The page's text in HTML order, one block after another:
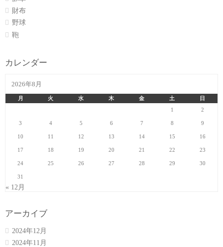
財布
野球
鞄
カレンダー
2026年8月
月 火 水 木 金 土
日
1
2
3 4 5 6 7 8 9
10 11 12 13 14 15 16
17 18 19 20 21 22 23
24 25 26 27 28 29 30
31
« 12月
アーカイブ
2024年12月
2024年11月